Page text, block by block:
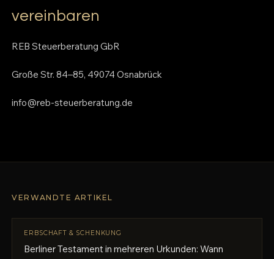
vereinbaren
REB Steuerberatung GbR
Große Str. 84–85, 49074 Osnabrück
info@reb-steuerberatung.de
VERWANDTE ARTIKEL
ERBSCHAFT & SCHENKUNG
Berliner Testament in mehreren Urkunden: Wann